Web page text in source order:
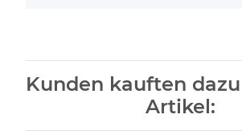
Kunden kauften
Artikel: